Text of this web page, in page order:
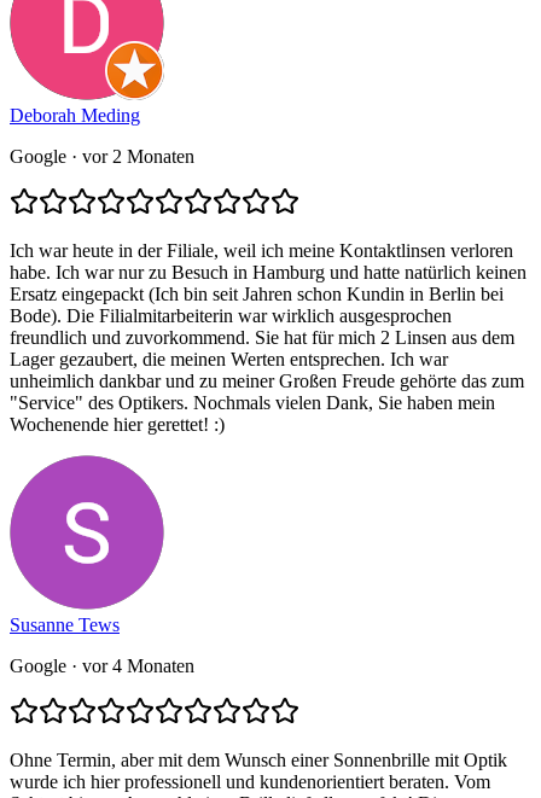
Deborah Meding
Google · vor 2 Monaten
Ich war heute in der Filiale, weil ich meine Kontaktlinsen verloren
habe. Ich war nur zu Besuch in Hamburg und hatte natürlich keinen
Ersatz eingepackt (Ich bin seit Jahren schon Kundin in Berlin bei
Bode). Die Filialmitarbeiterin war wirklich ausgesprochen
freundlich und zuvorkommend. Sie hat für mich 2 Linsen aus dem
Lager gezaubert, die meinen Werten entsprechen. Ich war
unheimlich dankbar und zu meiner Großen Freude gehörte das zum
"Service" des Optikers. Nochmals vielen Dank, Sie haben mein
Wochenende hier gerettet! :)
Susanne Tews
Google · vor 4 Monaten
Ohne Termin, aber mit dem Wunsch einer Sonnenbrille mit Optik
wurde ich hier professionell und kundenorientiert beraten. Vom